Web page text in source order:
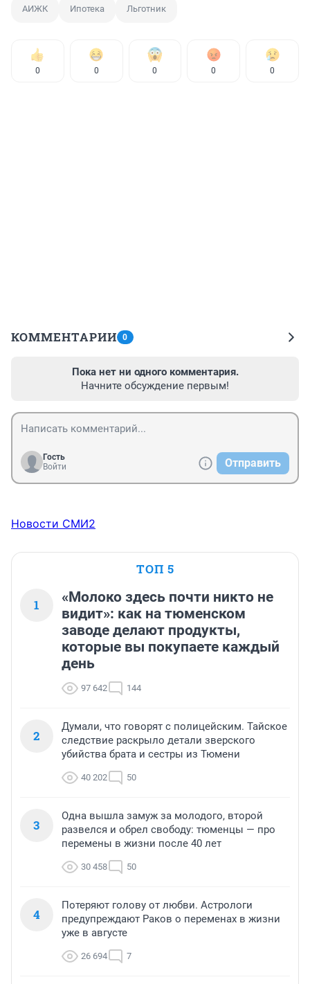
АИЖК Ипотека Льготник
0 0 0 0 0
КОММЕНТАРИИ 0
Пока нет ни одного комментария.
Начните обсуждение первым!
Гость
Войти
Отправить
Новости СМИ2
ТОП 5
1
«Молоко здесь почти никто не
видит»: как на тюменском
заводе делают продукты,
которые вы покупаете каждый
день
97 642 144
2
Думали, что говорят с полицейским. Тайское
следствие раскрыло детали зверского
убийства брата и сестры из Тюмени
40 202 50
3
Одна вышла замуж за молодого, второй
развелся и обрел свободу: тюменцы — про
перемены в жизни после 40 лет
30 458 50
4
Потеряют голову от любви. Астрологи
предупреждают Раков о переменах в жизни
уже в августе
26 694 7